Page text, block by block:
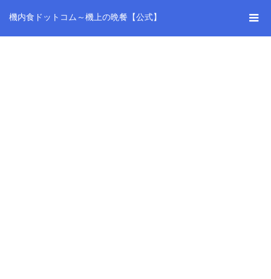
機内食ドットコム～機上の晩餐【公式】